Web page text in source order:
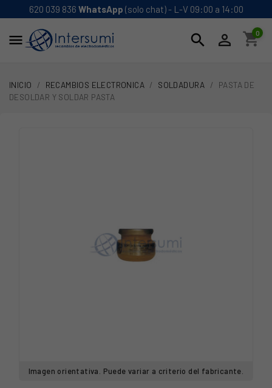
620 039 836 WhatsApp (solo chat) - L-V 09:00 a 14:00
 search  shopping_cart
0
INICIO RECAMBIOS ELECTRONICA SOLDADURA
PASTA DE
DESOLDAR Y SOLDAR PASTA
Imagen orientativa. Puede variar a criterio del fabricante.